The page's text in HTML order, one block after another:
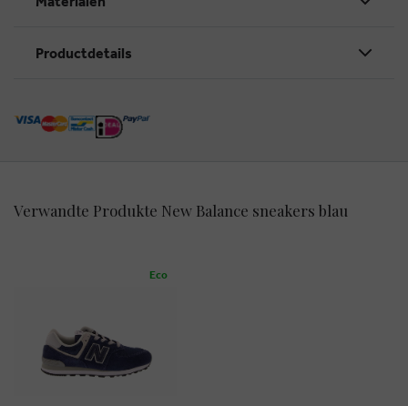
Productdetails
Verwandte Produkte New Balance sneakers blau
Eco